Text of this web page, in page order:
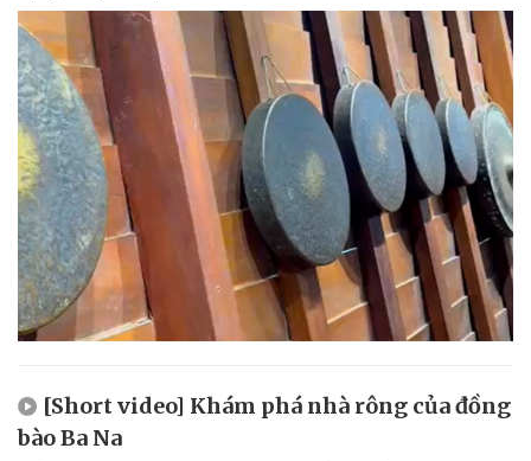
[Short video] Khám phá nhà rông của đồng
bào Ba Na